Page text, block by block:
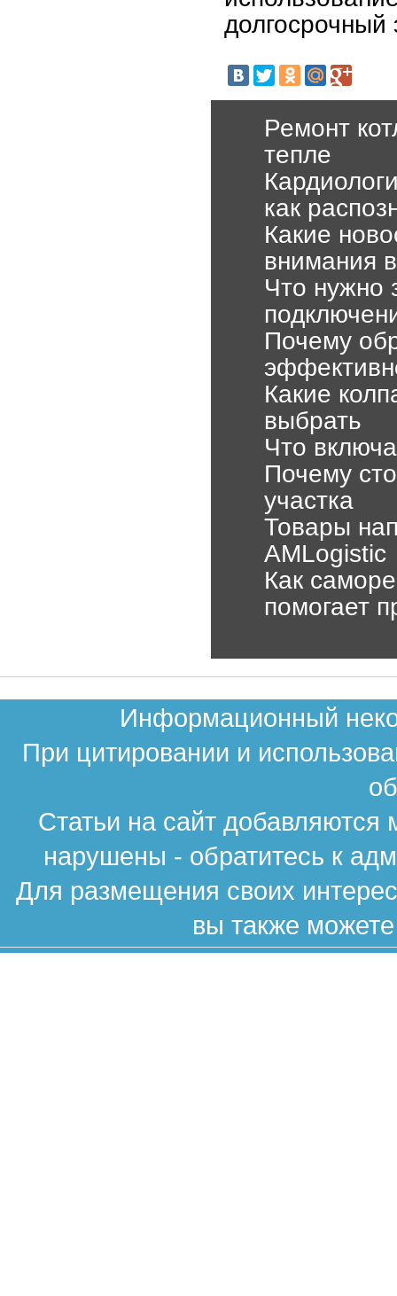
Ремонт
тепле
как
Какие
внимания
Что нужно
Почему
Какие
выбрать
Что
Почему
участка
Товары
AMLogistic
Как
помогает
Информационный
При цитировании и
Статьи на сайт
нарушены - обратитесь к
Для размещения своих
вы также